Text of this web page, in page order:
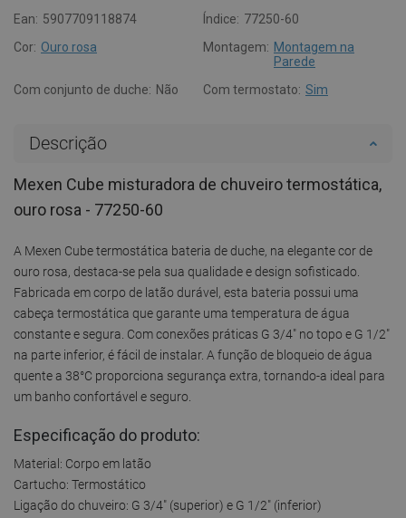
Ean: 5907709118874 Índice: 77250-60
Cor: Ouro rosa Montagem: Montagem na
Parede
Com conjunto de duche: Não Com termostato: Sim
Descrição
Mexen Cube misturadora de chuveiro termostática,
ouro rosa - 77250-60
A Mexen Cube termostática bateria de duche, na elegante cor de
ouro rosa, destaca-se pela sua qualidade e design sofisticado.
Fabricada em corpo de latão durável, esta bateria possui uma
cabeça termostática que garante uma temperatura de água
constante e segura. Com conexões práticas G 3/4" no topo e G 1/2"
na parte inferior, é fácil de instalar. A função de bloqueio de água
quente a 38°C proporciona segurança extra, tornando-a ideal para
um banho confortável e seguro.
Especificação do produto:
Material: Corpo em latão
Cartucho: Termostático
Ligação do chuveiro: G 3/4" (superior) e G 1/2" (inferior)